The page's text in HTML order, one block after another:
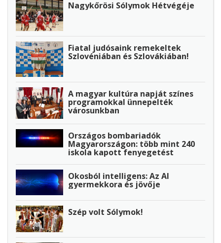
Nagykőrösi Sólymok Hétvégéje
Fiatal judósaink remekeltek
Szlovéniában és Szlovákiában!
A magyar kultúra napját színes
programokkal ünnepelték
városunkban
Országos bombariadók
Magyarországon: több mint 240
iskola kapott fenyegetést
Okosból intelligens: Az AI
gyermekkora és jövője
Szép volt Sólymok!